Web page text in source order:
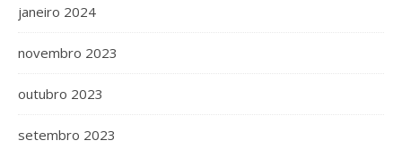
janeiro 2024
novembro 2023
outubro 2023
setembro 2023